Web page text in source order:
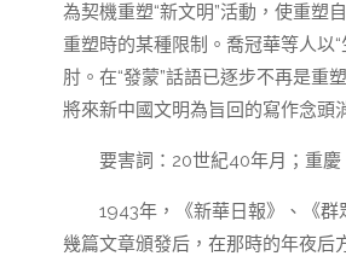
為契機重塑“新文明”活動，使重塑
重塑時的某種限制。喬冠華等人以
肘。在“發蒙”話語已逐步不再是重
將來新中國文明為旨回的寫作念頭
要害詞：20世紀40年月；重慶
1943年，《新華日報》、《群
幾篇文章頒發后，在那時的年夜后